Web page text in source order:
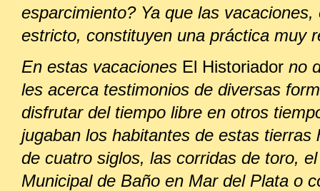
esparcimiento? Ya que las vacaciones,
estricto, constituyen una práctica muy
En estas vacaciones El Historiador no
les acerca testimonios de diversas
disfrutar del tiempo libre en otros
jugaban los habitantes de estas tierras
de cuatro siglos, las corridas de toro,
Municipal de Baño en Mar del Plata o